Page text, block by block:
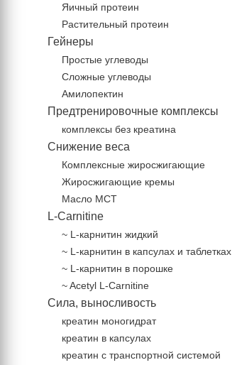
Яичный протеин
Растительный протеин
Гейнеры
Простые углеводы
Сложные углеводы
Амилопектин
Предтренировочные комплексы
комплексы без креатина
Снижение веса
Комплексные жиросжигающие
Жиросжигающие кремы
Масло МСТ
L-Carnitine
~ L-карнитин жидкий
~ L-карнитин в капсулах и таблетках
~ L-карнитин в порошке
~ Acetyl L-Carnitine
Сила, выносливость
креатин моногидрат
креатин в капсулах
креатин с транспортной системой